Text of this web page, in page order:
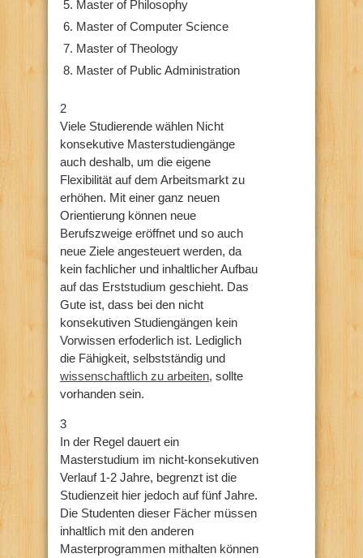
Master of Philosophy
Master of Computer Science
Master of Theology
Master of Public Administration
2
Viele Studierende wählen Nicht
konsekutive Masterstudiengänge
auch deshalb, um die eigene
Flexibilität auf dem Arbeitsmarkt zu
erhöhen. Mit einer ganz neuen
Orientierung können neue
Berufszweige eröffnet und so auch
neue Ziele angesteuert werden, da
kein fachlicher und inhaltlicher Aufbau
auf das Erststudium geschieht. Das
Gute ist, dass bei den nicht
konsekutiven Studiengängen kein
Vorwissen erfoderlich ist. Lediglich
die Fähigkeit, selbstständig und
wissenschaftlich zu arbeiten, sollte
vorhanden sein.
3
In der Regel dauert ein
Masterstudium im nicht-konsekutiven
Verlauf 1-2 Jahre, begrenzt ist die
Studienzeit hier jedoch auf fünf Jahre.
Die Studenten dieser Fächer müssen
inhaltlich mit den anderen
Masterprogrammen mithalten können